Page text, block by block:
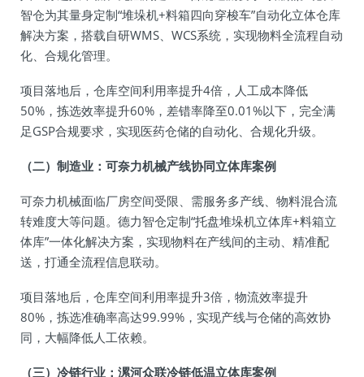
智仓为其量身定制“堆垛机+料箱四向穿梭车”自动化立体仓库
解决方案，搭载自研WMS、WCS系统，实现物料全流程自动
化、合规化管理。
项目落地后，仓库空间利用率提升4倍，人工成本降低
50%，拣选效率提升60%，差错率降至0.01%以下，完全满
足GSP合规要求，实现医药仓储的自动化、合规化升级。
（二）制造业：可奈力机械产线协同立体库案例
可奈力机械面临厂房空间受限、需服务多产线、物料混合流
转难度大等问题。德力智仓定制“托盘堆垛机立体库+料箱立
体库”一体化解决方案，实现物料在产线间的主动、精准配
送，打通全流程信息联动。
项目落地后，仓库空间利用率提升3倍，物流效率提升
80%，拣选准确率高达99.99%，实现产线与仓储的高效协
同，大幅降低人工依赖。
（三）冷链行业：漯河众联冷链低温立体库案例